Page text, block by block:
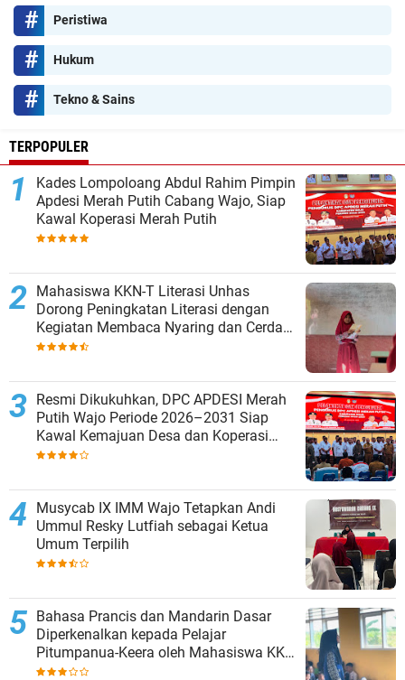
Peristiwa
Hukum
Tekno & Sains
TERPOPULER
Kades Lompoloang Abdul Rahim Pimpin
Apdesi Merah Putih Cabang Wajo, Siap
Kawal Koperasi Merah Putih
Mahasiswa KKN-T Literasi Unhas
Dorong Peningkatan Literasi dengan
Kegiatan Membaca Nyaring dan Cerdas
Mengulas Buku di UPT SDN 66 Kajang
Resmi Dikukuhkan, DPC APDESI Merah
Putih Wajo Periode 2026–2031 Siap
Kawal Kemajuan Desa dan Koperasi
Merah Putih
Musycab IX IMM Wajo Tetapkan Andi
Ummul Resky Lutfiah sebagai Ketua
Umum Terpilih
Bahasa Prancis dan Mandarin Dasar
Diperkenalkan kepada Pelajar
Pitumpanua-Keera oleh Mahasiswa KKN
Unhas di Wajo